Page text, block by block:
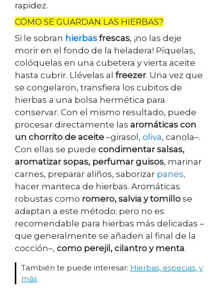
rapidez.
CÓMO SE GUARDAN LAS HIERBAS?
Si le sobran hierbas frescas, ¡no las deje
morir en el fondo de la heladera! Píquelas,
colóquelas en una cubetera y vierta aceite
hasta cubrir. Llévelas al freezer. Una vez que
se congelaron, transfiera los cubitos de
hierbas a una bolsa hermética para
conservar. Con el mismo resultado, puede
procesar directamente las aromáticas con
un chorrito de aceite –girasol, oliva, canola–.
Con ellas se puede condimentar salsas,
aromatizar sopas, perfumar guisos, marinar
carnes, preparar aliños, saborizar panes,
hacer manteca de hierbas. Aromáticas
robustas como romero, salvia y tomillo se
adaptan a este método; pero no es
recomendable para hierbas más delicadas –
que generalmente se añaden al final de la
cocción–, como perejil, cilantro y menta.
También te puede interesar: Hierbas, especias, y
más